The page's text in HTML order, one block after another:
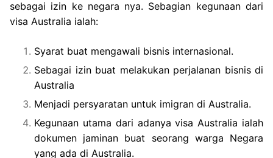
sebagai izin ke negara nya. Sebagian kegunaan dari
visa Australia ialah:
Syarat buat mengawali bisnis internasional.
Sebagai izin buat melakukan perjalanan bisnis di
Australia
Menjadi persyaratan untuk imigran di Australia.
Kegunaan utama dari adanya visa Australia ialah
dokumen jaminan buat seorang warga Negara
yang ada di Australia.